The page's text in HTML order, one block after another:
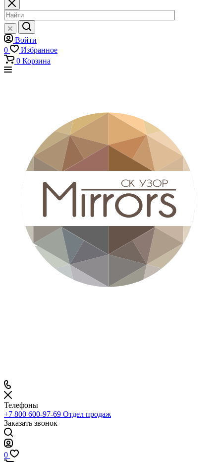
Войти
0
Избранное
0 Корзина
Телефоны
+7 800 600-97-69 Отдел продаж
Заказать звонок
0